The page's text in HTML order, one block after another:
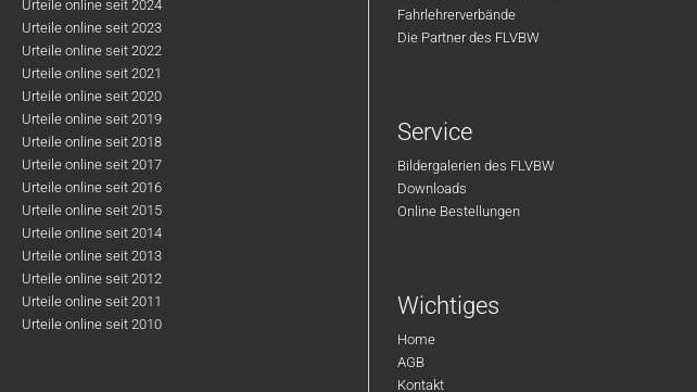
Urteile online seit 2024
Urteile online seit 2023
Urteile online seit 2022
Urteile online seit 2021
Urteile online seit 2020
Urteile online seit 2019
Urteile online seit 2018
Urteile online seit 2017
Urteile online seit 2016
Urteile online seit 2015
Urteile online seit 2014
Urteile online seit 2013
Urteile online seit 2012
Urteile online seit 2011
Urteile online seit 2010
Fahrlehrerverbände
Die Partner des FLVBW
Service
Bildergalerien des FLVBW
Downloads
Online Bestellungen
Wichtiges
Home
AGB
Kontakt